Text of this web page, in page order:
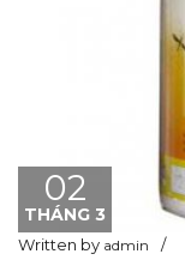
02
THÁNG 3
Written by admin